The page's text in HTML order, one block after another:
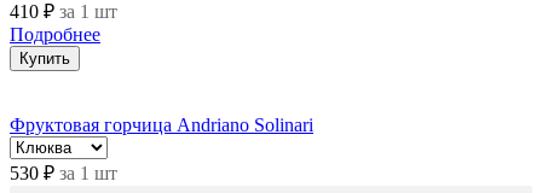
410 ₽ за 1 шт
Подробнее
Купить
Фруктовая горчица Andriano Solinari
530 ₽ за 1 шт